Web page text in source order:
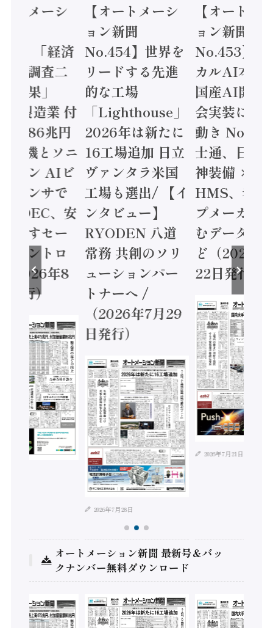
トメーシ
】「経済
態調査二
結果」
年製造業 付
額86兆円
電機とソニ
コン AIビ
センサで
/ IDEC、安
かすセー
コントロ
2026年8
発行）
【オートメーシ
ョン新聞
No.454】世界を
リードする先進
的な工場
「Lighthouse」
2026年は新たに
16工場追加 日立
ヴァンタラ米国
工場も選出/ 【イ
ンタビュー】
RYODEN 八道
常務 共創のソリ
ューションパー
トナーへ /
（2026年7月29
日発行）
2026年7月28日
【オートメ
ョン新聞
No.453】フ
カルAI本格
国産AI開発
会実装に活
動き
士通、日立
神装備 ×
HMS、老舗
プメーカー
むデータ活
ど（2026年
22日発行）
2026年7月21日
オートメーション新聞 最新号＆バッ
クナンバー無料ダウンロード